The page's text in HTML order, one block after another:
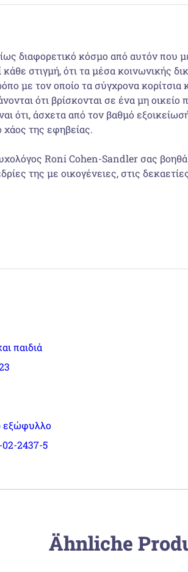
διαφορετικό κόσμο από αυτόν που
στιγμή, ότι τα μέσα κοινωνικής
με τον οποίο τα σύγχρονα
ότι βρίσκονται σε ένα μη
ότι, άσχετα από τον βαθμό
της εφηβείας.
Roni Cohen-Sandler σας
της με οικογένειες, στις
παιδιά
2437-5
Ähnliche